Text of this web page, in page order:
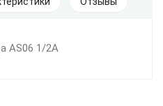
AS06 1/2A